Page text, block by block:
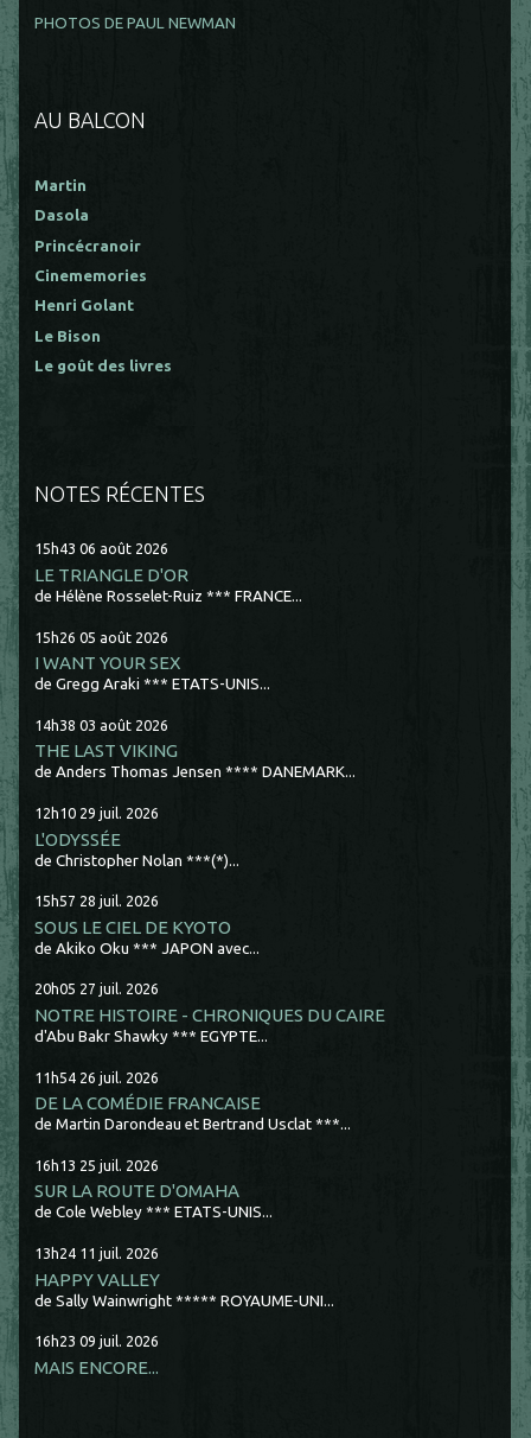
PHOTOS DE PAUL NEWMAN
AU BALCON
Martin
Dasola
Princécranoir
Cinememories
Henri Golant
Le Bison
Le goût des livres
NOTES RÉCENTES
15h43 06 août 2026
LE TRIANGLE D'OR
de Hélène Rosselet-Ruiz *** FRANCE...
15h26 05 août 2026
I WANT YOUR SEX
de Gregg Araki *** ETATS-UNIS...
14h38 03 août 2026
THE LAST VIKING
de Anders Thomas Jensen **** DANEMARK...
12h10 29 juil. 2026
L'ODYSSÉE
de Christopher Nolan ***(*)...
15h57 28 juil. 2026
SOUS LE CIEL DE KYOTO
de Akiko Oku *** JAPON avec...
20h05 27 juil. 2026
NOTRE HISTOIRE - CHRONIQUES DU CAIRE
d'Abu Bakr Shawky *** EGYPTE...
11h54 26 juil. 2026
DE LA COMÉDIE FRANCAISE
de Martin Darondeau et Bertrand Usclat ***...
16h13 25 juil. 2026
SUR LA ROUTE D'OMAHA
de Cole Webley *** ETATS-UNIS...
13h24 11 juil. 2026
HAPPY VALLEY
de Sally Wainwright ***** ROYAUME-UNI...
16h23 09 juil. 2026
MAIS ENCORE...